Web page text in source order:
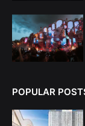
POPULAR